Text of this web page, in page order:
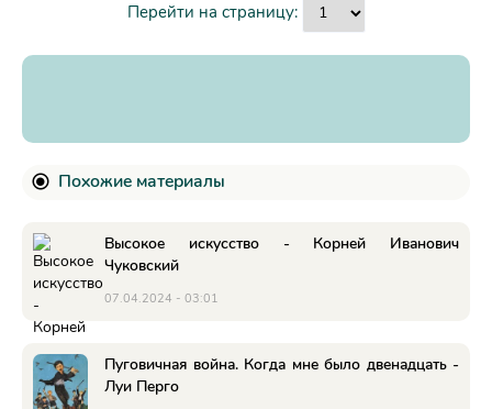
Перейти на страницу:
Похожие материалы
Высокое искусство - Корней Иванович
Чуковский
07.04.2024 - 03:01
Пуговичная война. Когда мне было двенадцать -
Луи Перго